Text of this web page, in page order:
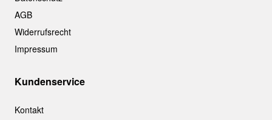
AGB
Widerrufsrecht
Impressum
Kundenservice
Kontakt